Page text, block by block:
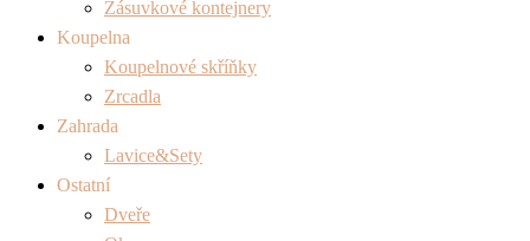
Zásuvkové kontejnery
Koupelna
Koupelnové skříňky
Zrcadla
Zahrada
Lavice&Sety
Ostatní
Dveře